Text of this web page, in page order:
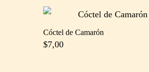
Cóctel de Camarón
$7,00